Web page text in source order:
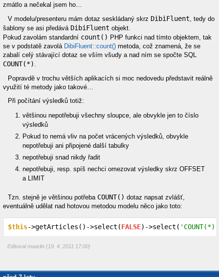
zmátlo a nečekal jsem ho…
V modelu/presenteru mám dotaz seskládaný skrz DibiFluent, tedy do
šablony se asi předává DibiFluent objekt.
Pokud zavolám standardní count() PHP funkci nad tímto objektem, tak
se v podstatě zavolá DibiFluent::count() metoda, což znamená, že se
zabalí celý stávající dotaz se vším všudy a nad ním se spočte SQL
COUNT(*) .
Popravdě v trochu větších aplikacích si moc nedovedu představit reálně
využití té metody jako takové…
Při počítání výsledků totiž:
většinou nepotřebuji všechny sloupce, ale obvykle jen to číslo
výsledků
Pokud to nemá vliv na počet vrácených výsledků, obvykle
nepotřebuji ani připojené další tabulky
nepotřebuji snad nikdy řadit
nepotřebuji, resp. spíš nechci omezovat výsledky skrz OFFSET
a LIMIT
Tzn. stejně je většinou potřeba COUNT() dotaz napsat zvlášť,
eventuálně udělat nad hotovou metodou modelu něco jako toto:
$this->getArticles()->select(FALSE)->select( 'COUNT(*)'
Editoval maarlin (19. 4. 2011 17:00)